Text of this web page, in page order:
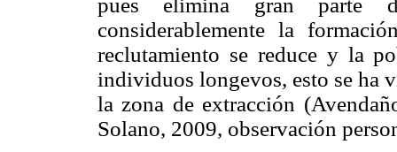
pues elimina gran parte
considerablemente la
reclutamiento se reduce y la
individuos longevos, esto se ha
la zona de extracción
Solano, 2009, observación